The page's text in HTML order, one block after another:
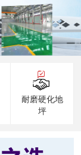
耐磨硬化地
坪